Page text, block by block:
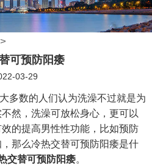
>
可预防阳痿
03-29
多数的人们认为洗澡不过就是为
然，洗澡可放松身心，更可以
的提高男性性功能，比如预防
那么冷热交替可预防阳痿是什
交替可预防阳痿。